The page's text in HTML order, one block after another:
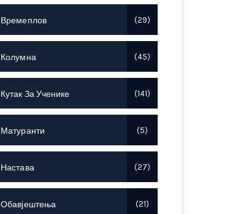
Времеплов 29
Колумна 45
Кутак За Ученике 141
Матуранти 5
Настава 27
Обавјештења 21